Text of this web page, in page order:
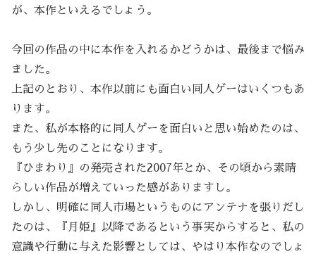
が、本作といえるでしょう。
今回の作品の中に本作を入れるかどうかは、最後まで悩み
ました。
上記のとおり、本作以前にも面白い同人ゲーはいくつもあ
ります。
また、私が本格的に同人ゲーを面白いと思い始めたのは、
もう少し先のことになります。
『ひまわり』の発売された2007年とか、その頃から素晴
らしい作品が増えていった感がありますし。
しかし、明確に同人市場というものにアンテナを張りだし
たのは、『月姫』以降であるという事実からすると、私の
意識や行動に与えた影響としては、やはり本作なのでしょ